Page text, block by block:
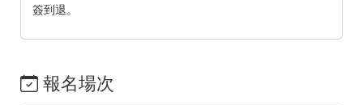
簽到退。
報名場次